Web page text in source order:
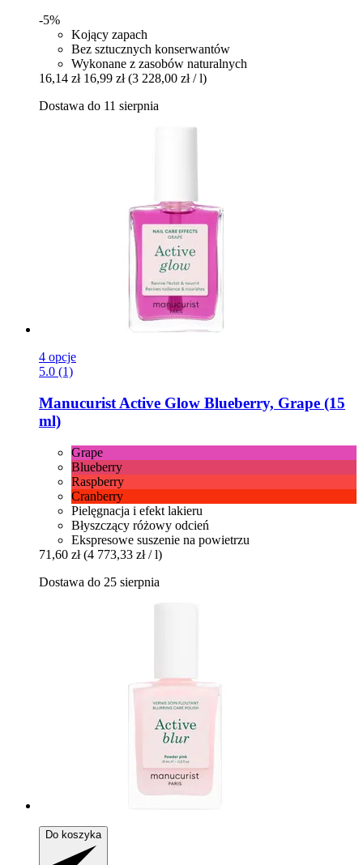
-5%
Kojący zapach
Bez sztucznych konserwantów
Wykonane z zasobów naturalnych
16,14 zł 16,99 zł (3 228,00 zł / l)
Dostawa do 11 sierpnia
4 opcje
5.0 (1)
Manucurist Active Glow Blueberry, Grape (15
ml)
Grape
Blueberry
Raspberry
Cranberry
Pielęgnacja i efekt lakieru
Błyszczący różowy odcień
Ekspresowe suszenie na powietrzu
71,60 zł (4 773,33 zł / l)
Dostawa do 25 sierpnia
Do koszyka